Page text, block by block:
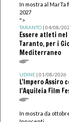
In mostra al MarTa
2027
">
TARANTO| 04/08/
Essere atleti
Taranto, per i
Mediterraneo
UDINE| 01/08/2026
L'Impero Assiro
l'Aquileia Film
In mostra da